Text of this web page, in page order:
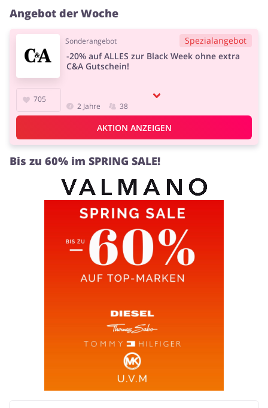
Angebot der Woche
Sonderangebot Spezialangebot
705
-20% auf ALLES zur Black Week ohne extra
C&A Gutschein!
2 Jahre 38
AKTION ANZEIGEN
Bis zu 60% im SPRING SALE!